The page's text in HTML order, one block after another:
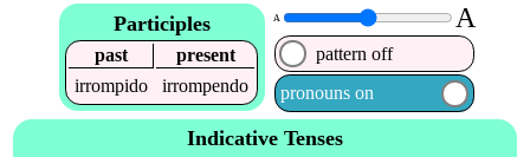
Participles
past
present
irrompido
irrompendo
A A
pattern off
pronouns on
Indicative Tenses